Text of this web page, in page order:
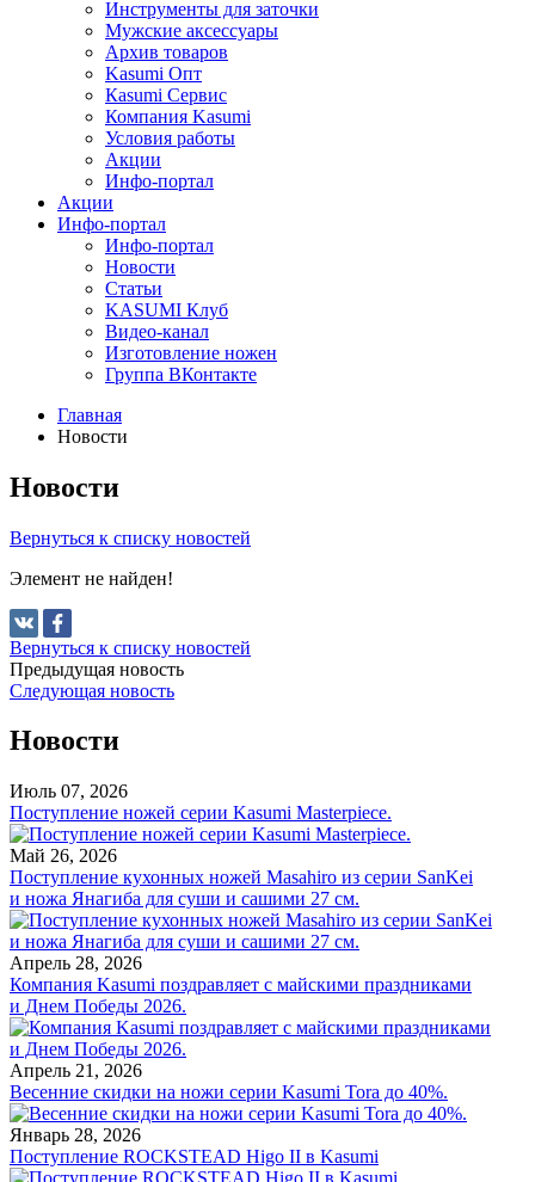
Инструменты для заточки
Мужские аксессуары
Архив товаров
Kasumi Опт
Кasumi Сервис
Компания Kasumi
Условия работы
Акции
Инфо-портал
Акции
Инфо-портал
Инфо-портал
Новости
Статьи
KASUMI Клуб
Видео-канал
Изготовление ножен
Группа ВКонтакте
Главная
Новости
Новости
Вернуться к списку новостей
Элемент не найден!
Вернуться к списку новостей
Предыдущая новость
Следующая новость
Новости
Июль 07, 2026
Поступление ножей серии Kasumi Masterpiece.
Май 26, 2026
Поступление кухонных ножей Masahiro из серии SanKei
и ножа Янагиба для суши и сашими 27 см.
Апрель 28, 2026
Компания Kasumi поздравляет с майскими праздниками
и Днем Победы 2026.
Апрель 21, 2026
Весенние скидки на ножи серии Kasumi Tora до 40%.
Январь 28, 2026
Поступление ROCKSTEAD Higo II в Kasumi